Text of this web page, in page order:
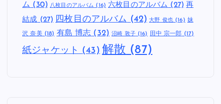
ム (30) 八枚目のアルバム (16) 六枚目のアルバム (27) 再
結成 (27) 四枚目のアルバム (42) 大野 俊也(16) 妹
沢 奈美(18) 有島 博志 (32) 沼崎 敦子(16) 田中 宗一郎 (17)
紙ジャケット (43) 解散 (87)